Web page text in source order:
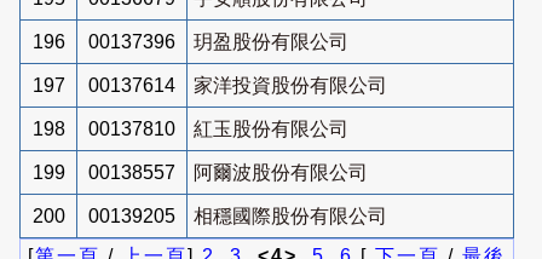
196 00137396 玥盈股份有限公司
197 00137614 家洋投資股份有限公司
198 00137810 紅玉股份有限公司
199 00138557 阿爾波股份有限公司
200 00139205
相穩國際股份有限公司